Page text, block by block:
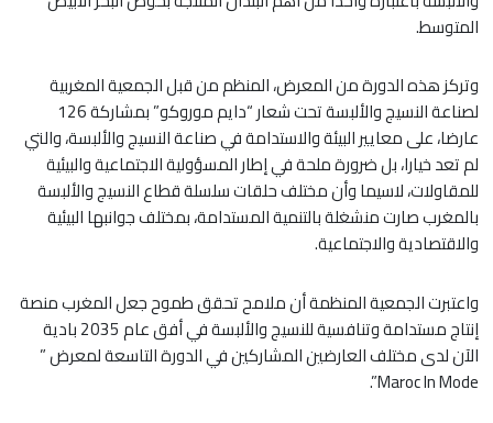
المتوسط.
وتركز هذه الدورة من المعرض، المنظم من قبل الجمعية المغربية
لصناعة النسيج والألبسة تحت شعار “دايم موروكو” بمشاركة 126
عارضا، على معايير البيئة والاستدامة في صناعة النسيج والألبسة، والتي
لم تعد خيارا، بل ضرورة ملحة في إطار المسؤولية الاجتماعية والبيئية
للمقاولات، لاسيما وأن مختلف حلقات سلسلة قطاع النسيج والألبسة
بالمغرب صارت منشغلة بالتنمية المستدامة، بمختلف جوانبها البيئية
والاقتصادية والاجتماعية.
واعتبرت الجمعية المنظمة أن ملامح تحقق طموح جعل المغرب منصة
إنتاج مستدامة وتنافسية للنسيج والألبسة في أفق عام 2035 بادية
الآن لدى مختلف العارضين المشاركين في الدورة التاسعة لمعرض ”
Maroc In Mode”.